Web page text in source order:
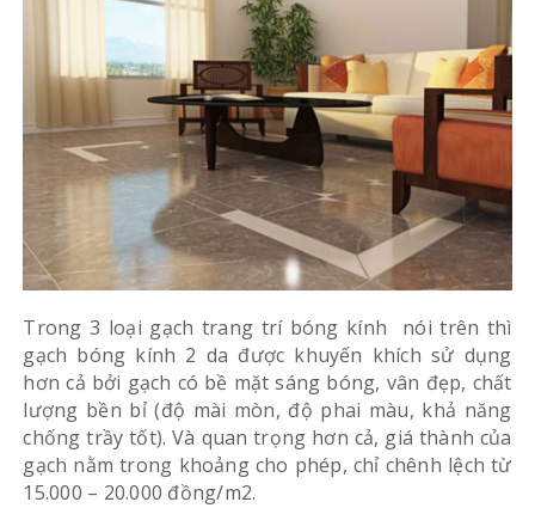
Trong 3 loại gạch trang trí bóng kính nói trên thì
gạch bóng kính 2 da được khuyến khích sử dụng
hơn cả bởi gạch có bề mặt sáng bóng, vân đẹp, chất
lượng bền bỉ (độ mài mòn, độ phai màu, khả năng
chống trầy tốt). Và quan trọng hơn cả, giá thành của
gạch nằm trong khoảng cho phép, chỉ chênh lệch từ
15.000 – 20.000 đồng/m2.